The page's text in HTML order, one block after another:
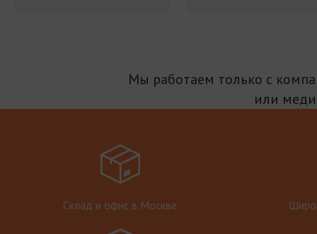
Мы работаем только с
или
Склад и офис в Москве